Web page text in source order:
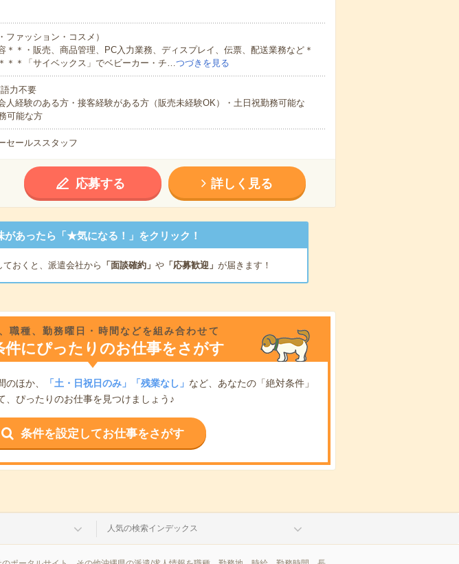
ファッション・コスメ）
＊＊・販売、商品管理、PC入力業務、ディスプレイ、伝票、配送業務など＊
＊＊「サイベックス」でベビーカー・チ…つづきを見る
力不要
人経験のある方・接客経験がある方（販売未経験OK）・土日祝勤務可能な
可能な方
セールススタッフ
応募する 詳しく見る
があったら「★気になる！」をクリック！
ておくと、派遣会社から 「面談確約」 や「応募歓迎」 が届きます！
職種、勤務曜日・時間などを組み合わせて
件にぴったりのお仕事をさがす
ほか、 「土・日祝日のみ」「残業なし」 など、あなたの「絶対条件」
、ぴったりのお仕事を見つけましょう♪
条件を設定してお仕事をさがす
人気の検索インデックス